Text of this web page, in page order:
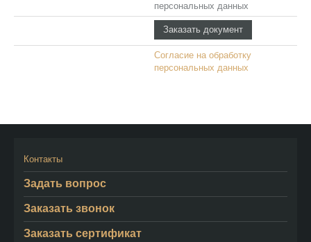
персональных данных
Согласие на обработку
персональных данных
Контакты
Задать вопрос
Заказать звонок
Заказать сертификат